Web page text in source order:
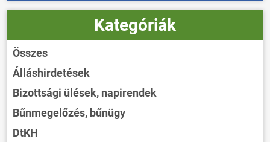
Kategóriák
Összes
Álláshirdetések
Bizottsági ülések, napirendek
Bűnmegelőzés, bűnügy
DtKH